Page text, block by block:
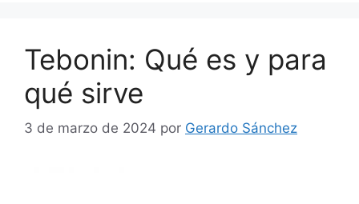
Tebonin: Qué es y para
qué sirve
3 de marzo de 2024 por Gerardo Sánchez